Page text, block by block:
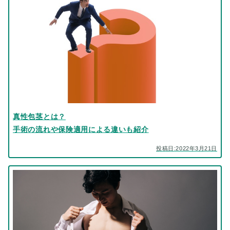
真性包茎とは？
手術の流れや保険適用による違いも紹介
投稿日:2022年3月21日